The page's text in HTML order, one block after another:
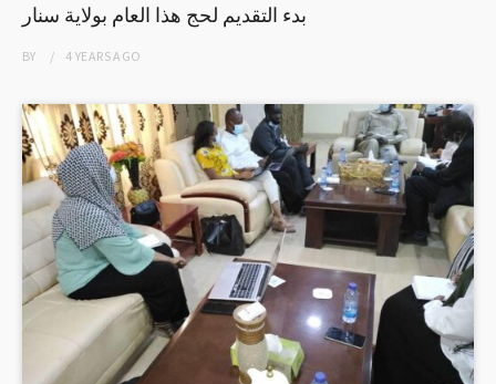
بدء التقديم لحج هذا العام بولاية سنار
BY 4 YEARSAGO